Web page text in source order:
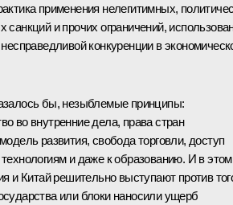
применения нелегитимных,
санкций и прочих ограничений,
конкуренции в
бы, незыблемые принципы:
во внутренние дела, права стран
развития, свобода торговли, доступ
и даже к образованию. И в этом
и Китай решительно выступают против
или блоки наносили ущерб